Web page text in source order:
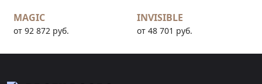
MAGIC
от 92 872 руб.
INVISIBLE
от 48 701 руб.